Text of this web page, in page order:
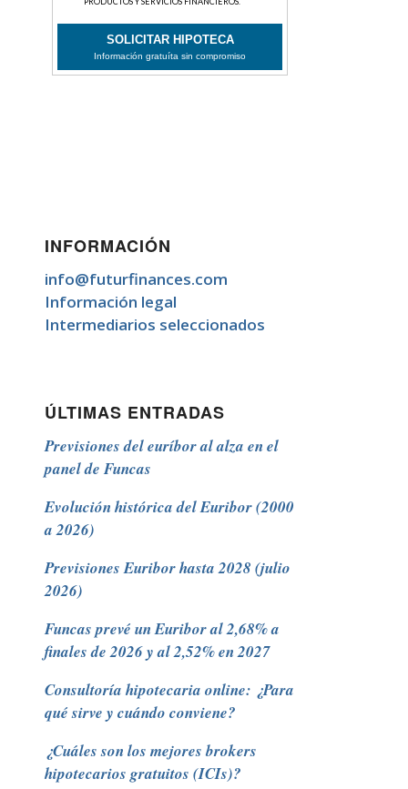
INFORMACIÓN
info@futurfinances.com
Información legal
Intermediarios seleccionados
ÚLTIMAS ENTRADAS
Previsiones del euríbor al alza en el
panel de Funcas
Evolución histórica del Euribor (2000
a 2026)
Previsiones Euribor hasta 2028 (julio
2026)
Funcas prevé un Euribor al 2,68% a
finales de 2026 y al 2,52% en 2027
Consultoría hipotecaria online: ¿Para
qué sirve y cuándo conviene?
¿Cuáles son los mejores brokers
hipotecarios gratuitos (ICIs)?